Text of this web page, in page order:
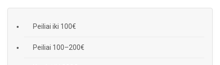
Peiliai iki 100€
Peiliai 100–200€